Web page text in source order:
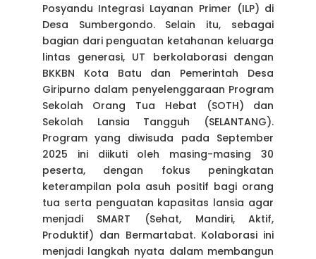
Posyandu Integrasi Layanan Primer (ILP) di
Desa Sumbergondo. Selain itu, sebagai
bagian dari penguatan ketahanan keluarga
lintas generasi, UT berkolaborasi dengan
BKKBN Kota Batu dan Pemerintah Desa
Giripurno dalam penyelenggaraan Program
Sekolah Orang Tua Hebat (SOTH) dan
Sekolah Lansia Tangguh (SELANTANG).
Program yang diwisuda pada September
2025 ini diikuti oleh masing-masing 30
peserta, dengan fokus peningkatan
keterampilan pola asuh positif bagi orang
tua serta penguatan kapasitas lansia agar
menjadi SMART (Sehat, Mandiri, Aktif,
Produktif) dan Bermartabat. Kolaborasi ini
menjadi langkah nyata dalam membangun